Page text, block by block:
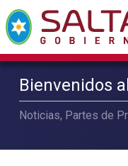
Bienvenidos
Noticias, Partes de